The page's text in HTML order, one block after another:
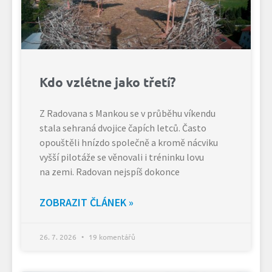
Kdo vzlétne jako třetí?
Z Radovana s Mankou se v průběhu víkendu
stala sehraná dvojice čapích letců. Často
opouštěli hnízdo společně a kromě nácviku
vyšší pilotáže se věnovali i tréninku lovu
na zemi. Radovan nejspíš dokonce
ZOBRAZIT ČLÁNEK »
26. 7. 2026 19 komentářů